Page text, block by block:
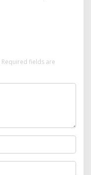
Required fields are